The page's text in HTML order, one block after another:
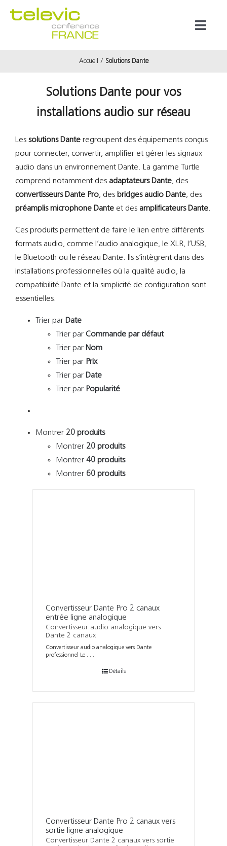
À propos
Support
Accueil Solutions Dante
Solutions Dante pour vos
installations audio sur réseau
Les solutions Dante regroupent des équipements conçus
pour connecter, convertir, amplifier et gérer les signaux
audio dans un environnement Dante. La gamme Turtle
comprend notamment des adaptateurs Dante, des
convertisseurs Dante Pro, des bridges audio Dante, des
préamplis microphone Dante et des amplificateurs Dante.
Ces produits permettent de faire le lien entre différents
formats audio, comme l’audio analogique, le XLR, l’USB,
le Bluetooth ou le réseau Dante. Ils s’intègrent dans des
installations professionnelles où la qualité audio, la
compatibilité Dante et la simplicité de configuration sont
essentielles.
Trier par Date
Trier par Commande par défaut
Trier par Nom
Trier par Prix
Trier par Date
Trier par Popularité
Montrer 20 produits
Montrer 20 produits
Montrer 40 produits
Montrer 60 produits
Convertisseur Dante Pro 2 canaux
entrée ligne analogique
Convertisseur audio analogique vers
Dante 2 canaux
Convertisseur audio analogique vers Dante
professionnel Le . . .
Détails
Convertisseur Dante Pro 2 canaux vers
sortie ligne analogique
Convertisseur Dante 2 canaux vers sortie